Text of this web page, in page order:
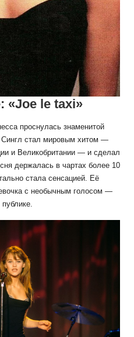
le taxi»
проснулась знаменитой
. Сингл стал мировым хитом —
и Великобритании — и сделал
держалась в чартах более 10
стала сенсацией. Её
с необычным голосом —